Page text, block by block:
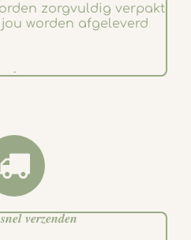
zorgvuldig verpakt
worden afgeleverd
.
𝒗𝒆𝒓𝒛𝒆𝒏𝒅𝒆𝒏